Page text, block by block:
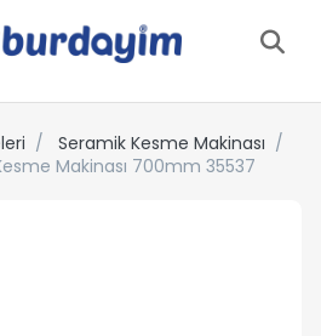
Seramik Kesme Makinası
Makinası 700mm 35537